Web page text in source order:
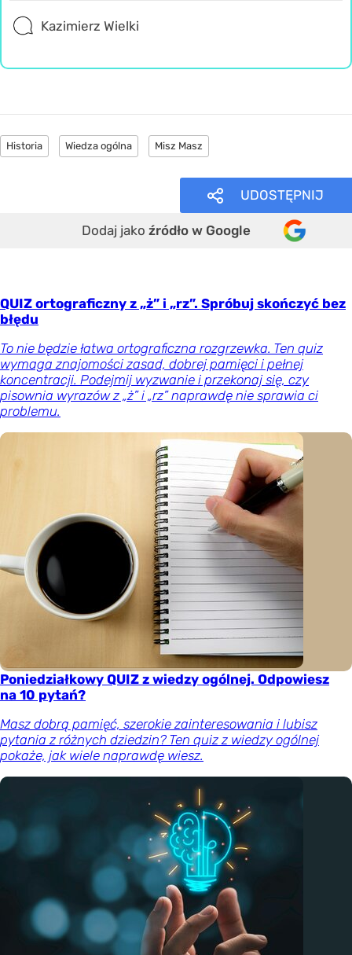
Kazimierz Wielki
Historia Wiedza ogólna Misz Masz
UDOSTĘPNIJ
Dodaj jako źródło w Google
QUIZ ortograficzny z „ż” i „rz”. Spróbuj skończyć bez
błędu
To nie będzie łatwa ortograficzna rozgrzewka. Ten quiz
wymaga znajomości zasad, dobrej pamięci i pełnej
koncentracji. Podejmij wyzwanie i przekonaj się, czy
pisownia wyrazów z „ż” i „rz” naprawdę nie sprawia ci
problemu.
Poniedziałkowy QUIZ z wiedzy ogólnej. Odpowiesz
na 10 pytań?
Masz dobrą pamięć, szerokie zainteresowania i lubisz
pytania z różnych dziedzin? Ten quiz z wiedzy ogólnej
pokaże, jak wiele naprawdę wiesz.